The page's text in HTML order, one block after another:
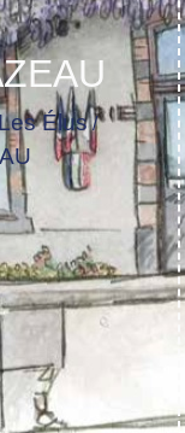
Les Élus/